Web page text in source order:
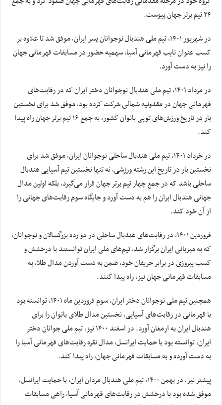
۲۴ تیم برتر جهان پیوست.
در شهریور ۱۴۰۱، تیم ملی هندبال نوجوانان پسر ایران، موفق شد تا علاوه بر
کسب عنوان نایب قهرمانی آسیا، سهمیه حضور در مسابقات قهرمانی جهان
را نیز به دست آورد.
در مرداد ۱۴۰۱، تیم ملی هندبال نوجوانان دختر ایران که در رقابت‌های
قهرمانی جهان در مقدونیه شمالی شرکت کرده بود، موفق شد برای نخستین
بار در تاریخ ورزش‌های توپی بانوان کشور، به جمع ۱۶ تیم برتر جهان راه پیدا
کند.
در خرداد ۱۴۰۱، تیم ملی هندبال ساحلی نوجوانان ایران، موفق شد برای
نخستین بار در تاریخ این رشته ورزشی، نه تنها نخستین تیم آسیایی هندبال
ساحلی باشد که در جمع چهار تیم برتر جهان قرار می‌گیرد، بلکه اولین مدال
جهانی هندبال ایران را هم به دست آورد و جایگاه سوم رقابت‌های جهانی را
از آن خود کند.
فروردین ۱۴۰۱، در رقابت‌های هندبال ساحلی در دو رده بزرگسالان و نوجوانان،
که به میزبانی ایران برگزار شد، تیم‌های ملی ایران توانستند با درخشش و
کسب پیروزی در برابر حریفان خود، ضمن به دست آوردن مدال طلا، به
مسابقات قهرمانی جهان نیز، راه پیدا کنند.
همچنین تیم ملی نوجوانان دختر ایران، سوم فروردین ماه ۱۴۰۱، توانسته بود
با قهرمانی در رقابت‌های آسیایی، نخستین مدال طلای بانوان را برای
هندبال ایران به ارمغان آورد. در اسفند ۱۴۰۰ نیز، تیم ملی جوانان دختر
ایران، توانسته بود با حمایت ایرانسل، مدال نقره رقابت‌های قهرمانی آسیا را
به دست آورده و به مسابقات قهرمانی جهان، راه پیدا کند.
پیشتر نیز، در بهمن ۱۴۰۰، تیم ملی هندبال مردان ایران، با حمایت ایرانسل،
موفق شده بود با درخشش در رقابت‌های قهرمانی آسیا، راهی مسابقات